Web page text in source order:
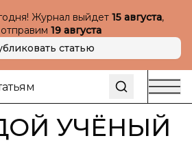
Журнал выйдет 15 августа,
19 августа
статью
УЧЁНЫЙ